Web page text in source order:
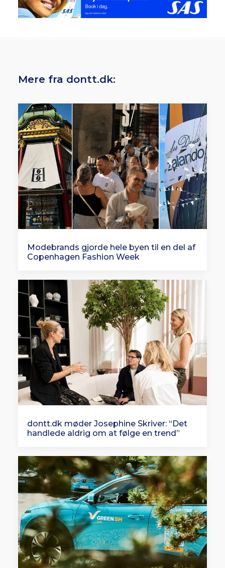
Mere fra dontt.dk:
Modebrands gjorde hele byen til en del af
Copenhagen Fashion Week
dontt.dk møder Josephine Skriver: “Det
handlede aldrig om at følge en trend”